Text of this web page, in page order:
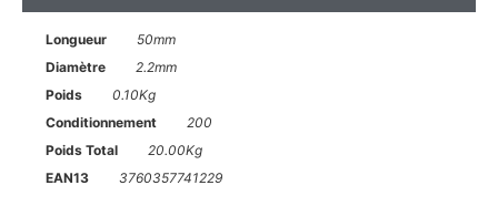
Longueur
50mm
Diamètre
2.2mm
Poids
0.10Kg
Conditionnement
200
Poids Total
20.00Kg
EAN13
3760357741229